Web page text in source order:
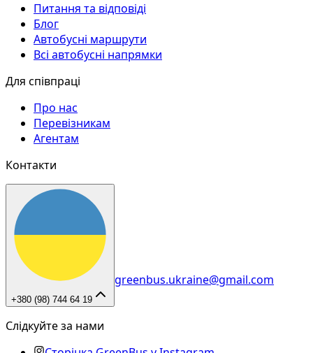
Питання та відповіді
Блог
Автобусні маршрути
Всі автобусні напрямки
Для співпраці
Про нас
Перевізникам
Агентам
Контакти
+380 (98) 744 64 19
greenbus.ukraine@gmail.com
Слідкуйте за нами